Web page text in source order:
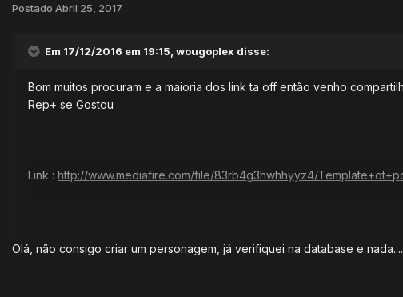
Postado Abril 25, 2017
Em 17/12/2016 em 19:15, wougoplex disse:
Bom muitos procuram e a maioria dos link ta off então venho
Rep+ se Gostou
Link : http://www.mediafire.com/file/83rb4g3hwhhyyz4/
https://www.virustotal.com/pt/file/
Olá, não consigo criar um personagem, já verifiquei na database e nada....